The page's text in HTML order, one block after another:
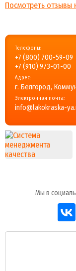
Посмотреть отзывы
Телефоны:
+7 (800) 700-59-09
+7 (910) 973-01-00
Адрес:
г. Белгород,
Электронная почта:
info@lakokraska-
Мы в